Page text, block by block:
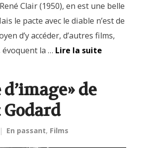
Clair (1950), en est une belle
le pacte avec le diable n’est de
d’y accéder, d’autres films,
la … Lire la suite
de
Godard
En passant, Films